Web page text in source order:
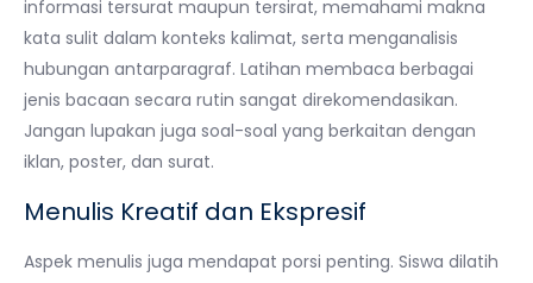
informasi tersurat maupun tersirat, memahami makna
kata sulit dalam konteks kalimat, serta menganalisis
hubungan antarparagraf. Latihan membaca berbagai
jenis bacaan secara rutin sangat direkomendasikan.
Jangan lupakan juga soal-soal yang berkaitan dengan
iklan, poster, dan surat.
Menulis Kreatif dan Ekspresif
Aspek menulis juga mendapat porsi penting. Siswa dilatih